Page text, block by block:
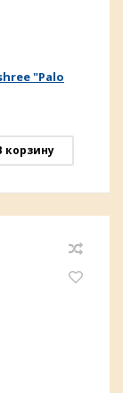
"Palo
корзину